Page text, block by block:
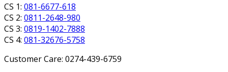
CS 1: 081-6677-618
CS 2: 0811-2648-980
CS 3: 0819-1402-7888
CS 4: 081-32676-5758
Customer Care: 0274-439-6759